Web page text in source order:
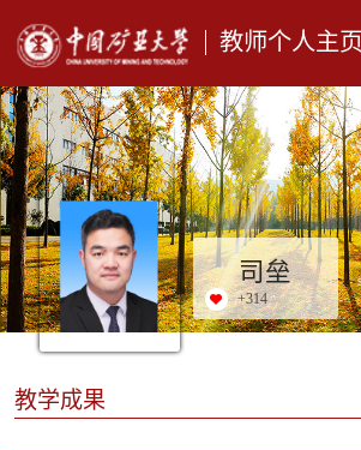
教师个人主页
司垒
+314
教学成果